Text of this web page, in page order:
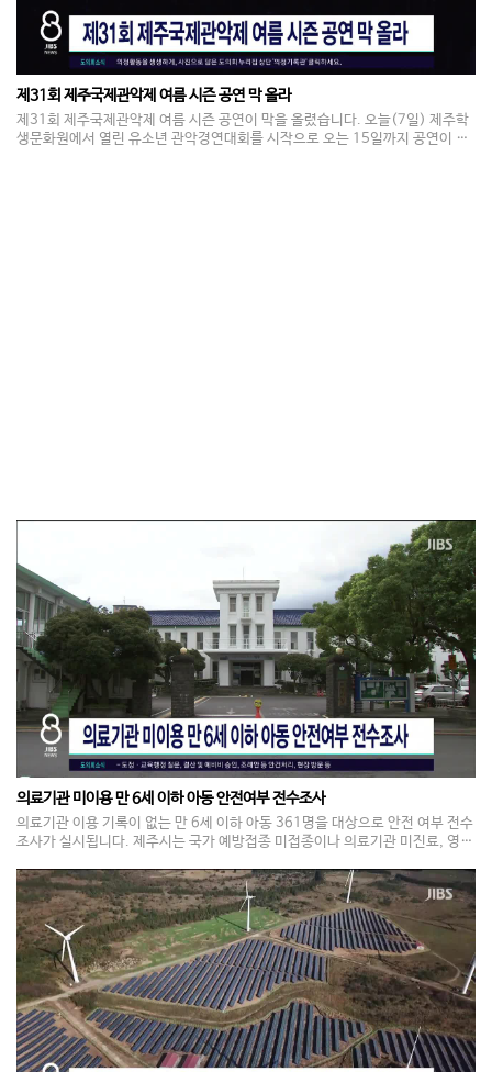
제31회 제주국제관악제 여름 시즌 공연 막 올라
제31회 제주국제관악제 여름 시즌 공연이 막을 올렸습니다. 오늘(7일) 제주학
생문화원에서 열린 유소년 관악경연대회를 시작으로 오는 15일까지 공연이 이
의료기관 미이용 만 6세 이하 아동 안전여부 전수조사
의료기관 이용 기록이 없는 만 6세 이하 아동 361명을 대상으로 안전 여부 전수
조사가 실시됩니다. 제주시는 국가 예방접종 미접종이나 의료기관 미진료, 영유
가정을 직접 방문해 아동의 안전과 양육환경을 확인한다고 밝혔습니다. 조사 결
과 도움이 필요한 경우 복지서비스를 연계하고, 아동학대가 의심되면 신고 조치
할 예정입니다.